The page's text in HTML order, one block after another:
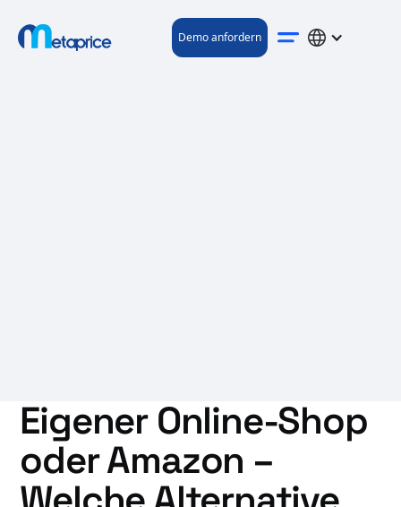
Demo anfordern
Eigener Online-Shop
oder Amazon –